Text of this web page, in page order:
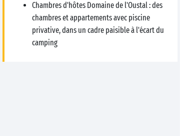
Chambres d'hôtes Domaine de l'Oustal : des
chambres et appartements avec piscine
privative, dans un cadre paisible à l'écart du
camping